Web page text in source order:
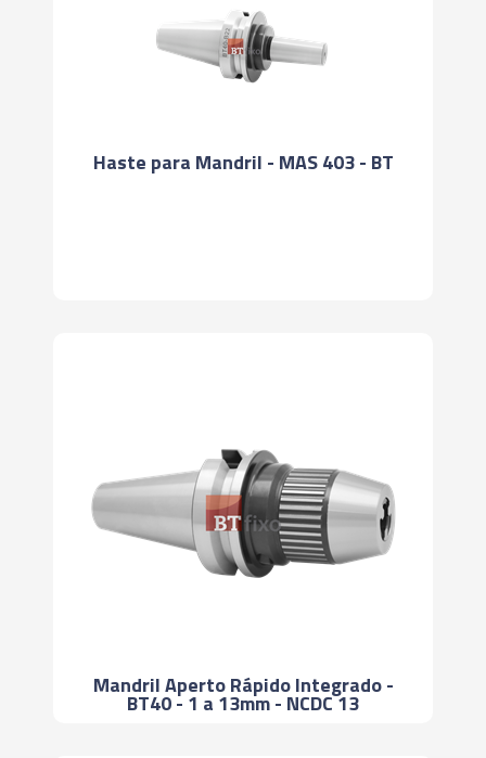
Haste para Mandril - MAS 403 - BT
Mandril Aperto Rápido Integrado -
BT40 - 1 a 13mm - NCDC 13